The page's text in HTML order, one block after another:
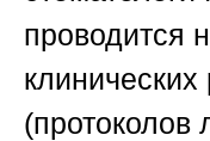
проводится
(протоколов